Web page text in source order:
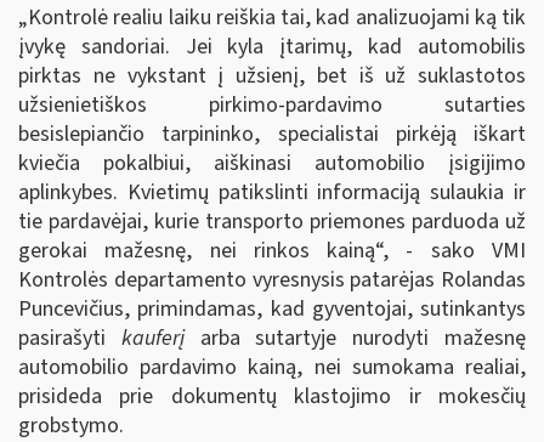
„Kontrolė realiu laiku reiškia tai, kad analizuojami ką tik
įvykę sandoriai. Jei kyla įtarimų, kad automobilis
pirktas ne vykstant į užsienį, bet iš už suklastotos
užsienietiškos pirkimo-pardavimo sutarties
besislepiančio tarpininko, specialistai pirkėją iškart
kviečia pokalbiui, aiškinasi automobilio įsigijimo
aplinkybes. Kvietimų patikslinti informaciją sulaukia ir
tie pardavėjai, kurie transporto priemones parduoda už
gerokai mažesnę, nei rinkos kainą“, - sako VMI
Kontrolės departamento vyresnysis patarėjas Rolandas
Puncevičius, primindamas, kad gyventojai, sutinkantys
pasirašyti kauferįarba sutartyje nurodyti mažesnę
automobilio pardavimo kainą, nei sumokama realiai,
prisideda prie dokumentų klastojimo ir mokesčių
grobstymo.